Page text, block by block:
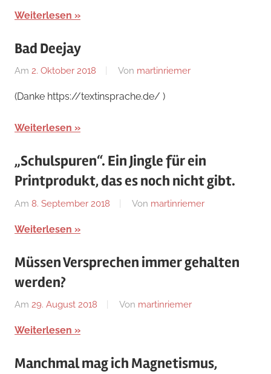
Weiterlesen
Bad Deejay
Am 2. Oktober 2018 Von martinriemer
(Danke https://textinsprache.de/ )
Weiterlesen
„Schulspuren“. Ein Jingle für ein
Printprodukt, das es noch nicht gibt.
Am 8. September 2018 Von martinriemer
Weiterlesen
Müssen Versprechen immer gehalten
werden?
Am 29. August 2018 Von martinriemer
Weiterlesen
Manchmal mag ich Magnetismus,